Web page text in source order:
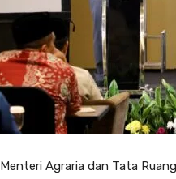
Agraria dan Tata